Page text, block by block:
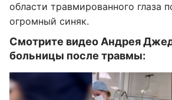
области травмированного глаза
огромный синяк.
Смотрите видео Андрея
больницы после травмы: